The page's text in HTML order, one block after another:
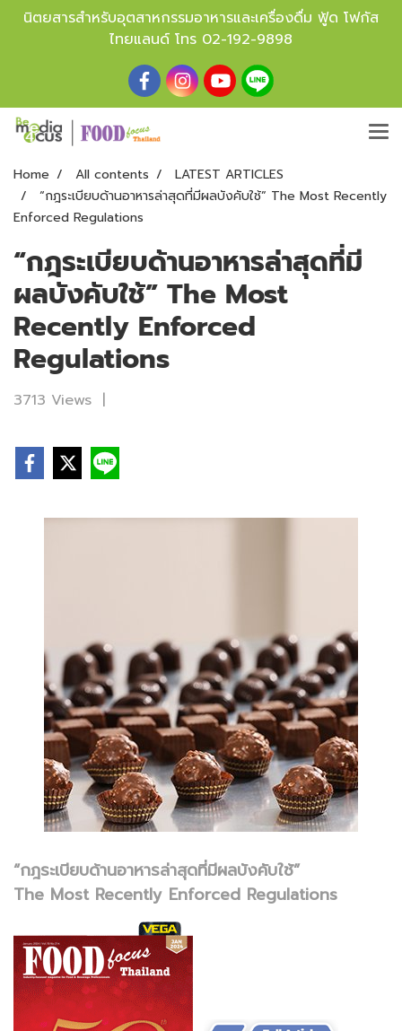
นิตยสารสำหรับอุตสาหกรรมอาหารและเครื่องดื่ม ฟู้ด โฟกัส
ไทยแลนด์ โทร 02-192-9898
Home All contents
LATEST ARTICLES
“กฎระเบียบด้านอาหารล่าสุดที่มีผลบังคับใช้” The Most Recently
Enforced Regulations
“กฎระเบียบด้านอาหารล่าสุดที่มี
ผลบังคับใช้” The Most
Recently Enforced
Regulations
3713 Views |
“กฎระเบียบด้านอาหารล่าสุดที่มีผลบังคับใช้”
The Most Recently Enforced Regulations